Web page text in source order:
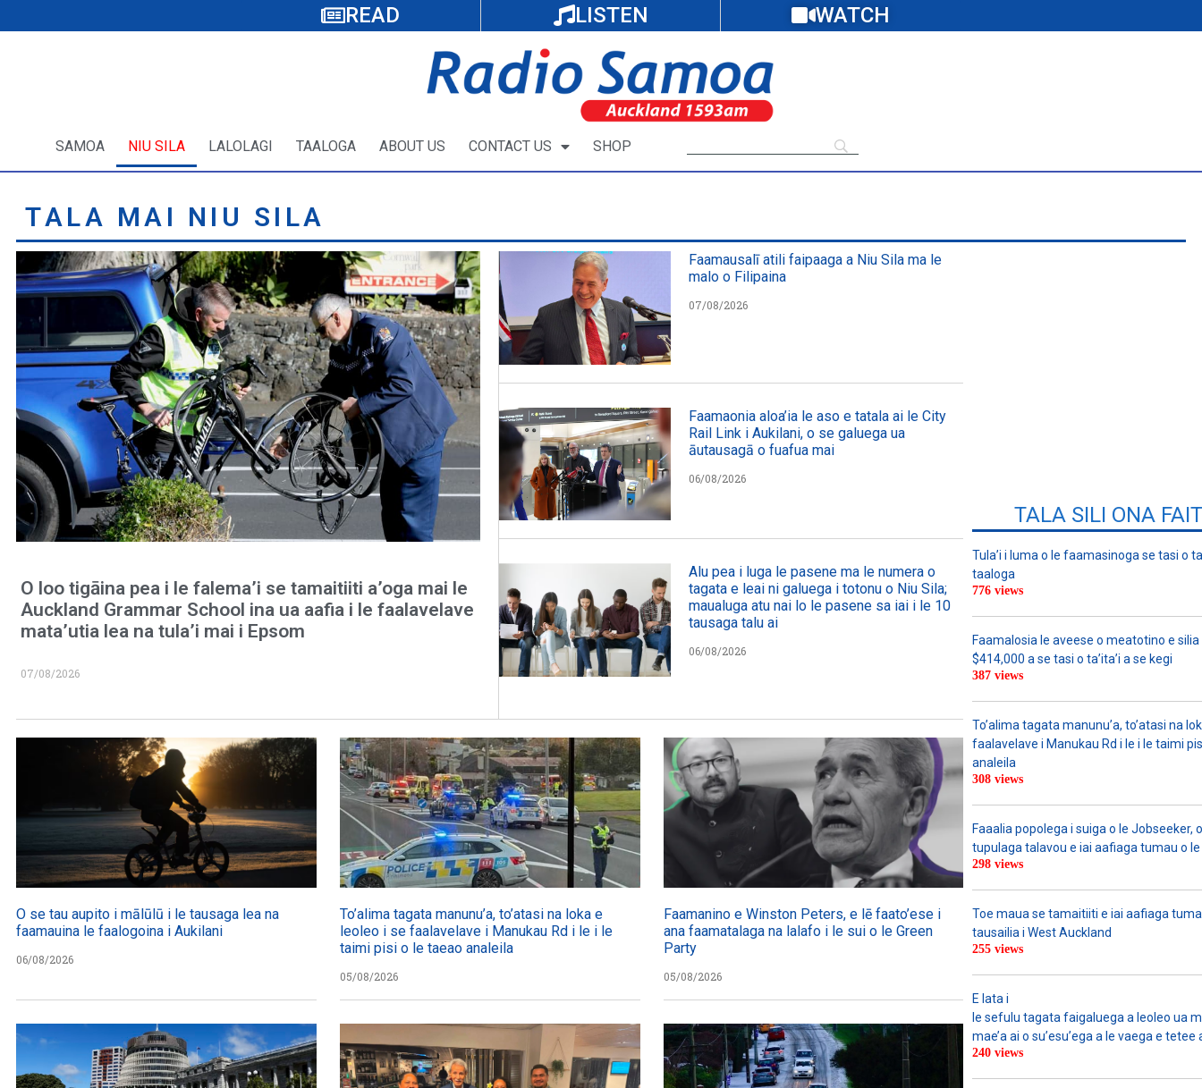
READ LISTEN WATCH
SAMOA NIU SILA LALOLAGI TAALOGA ABOUT US CONTACT US SHOP
TALA MAI NIU SILA
O loo tigāina pea i le falema’i se tamaitiiti a’oga mai le
Auckland Grammar School ina ua aafia i le faalavelave
mata’utia lea na tula’i mai i Epsom
07/08/2026
Faamausalī atili faipaaga a Niu Sila ma le
malo o Filipaina
07/08/2026
Faamaonia aloa’ia le aso e tatala ai le City
Rail Link i Aukilani, o se galuega ua
āutausagā o fuafua mai
06/08/2026
Alu pea i luga le pasene ma le numera o
tagata e leai ni galuega i totonu o Niu Sila;
maualuga atu nai lo le pasene sa iai i le 10
tausaga talu ai
06/08/2026
O se tau aupito i mālūlū i le tausaga lea na
faamauina le faalogoina i Aukilani
06/08/2026
To’alima tagata manunu’a, to’atasi na loka e
leoleo i se faalavelave i Manukau Rd i le i le
taimi pisi o le taeao analeila
05/08/2026
Faamanino e Winston Peters, e lē faato’ese i
ana faamatalaga na lalafo i le sui o le Green
Party
05/08/2026
TALA SILI ONA
Tula’i i luma o le faamasinoga se tasi o
taaloga
776 views
Faamalosia le aveese o meatotino e
$414,000 a se tasi o ta’ita’i a se kegi
387 views
To’alima tagata manunu’a, to’atasi na
faalavelave i Manukau Rd i le i le taimi
analeila
308 views
Faaalia popolega i suiga o le Jobseeker,
tupulaga talavou e iai aafiaga tumau o
298 views
Toe maua se tamaitiiti e iai aafiaga
tausailia i West Auckland
255 views
E lata i
le sefulu tagata faigaluega a leoleo ua
mae’a ai o su’esu’ega a le vaega e tetee
240 views